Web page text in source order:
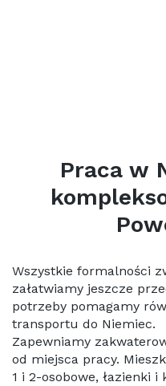
Praca w
Wszystkie formalności
załatwiamy jeszcze
potrzeby pomagamy
transportu do Niemiec.
Zapewniamy
od miejsca pracy.
1 i 2-osobowe, łazienki